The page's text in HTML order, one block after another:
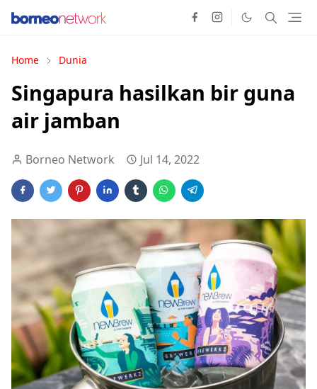
Home Dunia
Singapura hasilkan bir guna
air jamban
Borneo Network Jul 14, 2022